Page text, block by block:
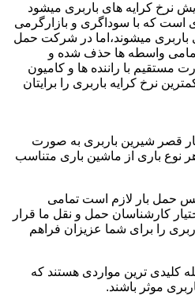
نرخ کرایه های باربری میشود
است که با سوداگری و بازارگرمی
باربری میشوند،اما در شرکت حمل
واسطه ها حذف شده و
با راننده ها و کامیون
نرخ کرایه باربری را برایتان
قصر شیرین باربری به صورت
نوع باری از ماشین باری متناسب
حمل بار لازم است تمامی
کارشناسان حمل و نقل ما قرار
را برای شما عزیزان فراهم
کلیدی ترین مواردی هستند که
موثر باشند.